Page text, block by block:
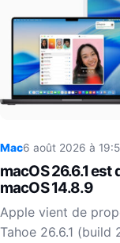
Mac6 août 2026 à
macOS 26.6.1 est
macOS 14.8.9
Apple vient de
Tahoe 26.6.1 (build